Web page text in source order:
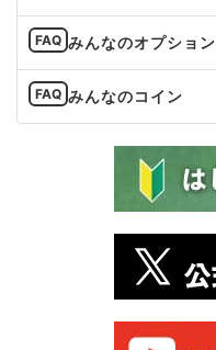
みんなのオプション
みんなのコイン